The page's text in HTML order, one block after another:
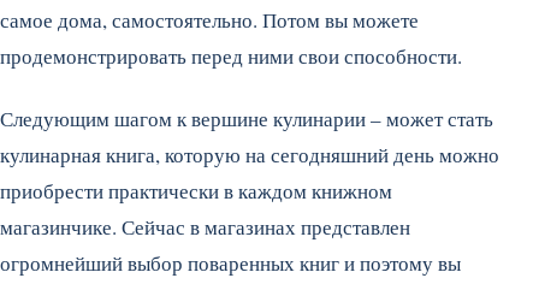
самое дома, самостоятельно. Потом вы можете
продемонстрировать перед ними свои способности.
Следующим шагом к вершине кулинарии – может стать
кулинарная книга, которую на сегодняшний день можно
приобрести практически в каждом книжном
магазинчике. Сейчас в магазинах представлен
огромнейший выбор поваренных книг и поэтому вы